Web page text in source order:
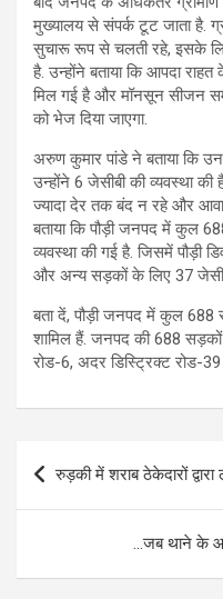
मुख्यालय से संपर्क टूट जाता है.
सुचारू रूप से चलती रहे, इसके
है. उन्होंने बताया कि आपदा
मिल गई है और मॉनसून सीजन
को भेज दिया जाएगा.
अरुण कुमार पांडे ने बताया कि
उन्होंने 6 जेसीबी की व्यवस्था
ज्यादा देर तक बंद न रहे और
बताया कि पौड़ी जनपद में कुल
व्यवस्था की गई है. जिसमें पौड़ी
और अन्य सड़कों के लिए 37
बता दें, पौड़ी जनपद में कुल
शामिल हैं. जनपद की 688
रोड-6, अदर डिस्ट्रिक्ट रोड-
Post
navigation
रुड़की में शराब ठेकेदारों
…जब थाने के